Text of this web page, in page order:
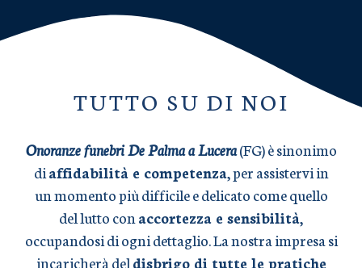
TUTTO SU DI NOI
Onoranze funebri De Palma a Lucera(FG) è sinonimo
diaffidabilità e competenza, per assistervi in
un momento più difficile e delicato come quello
del lutto con accortezza e sensibilità,
occupandosi di ogni dettaglio. La nostra impresa si
incaricherà deldisbrigo di tutte le pratiche